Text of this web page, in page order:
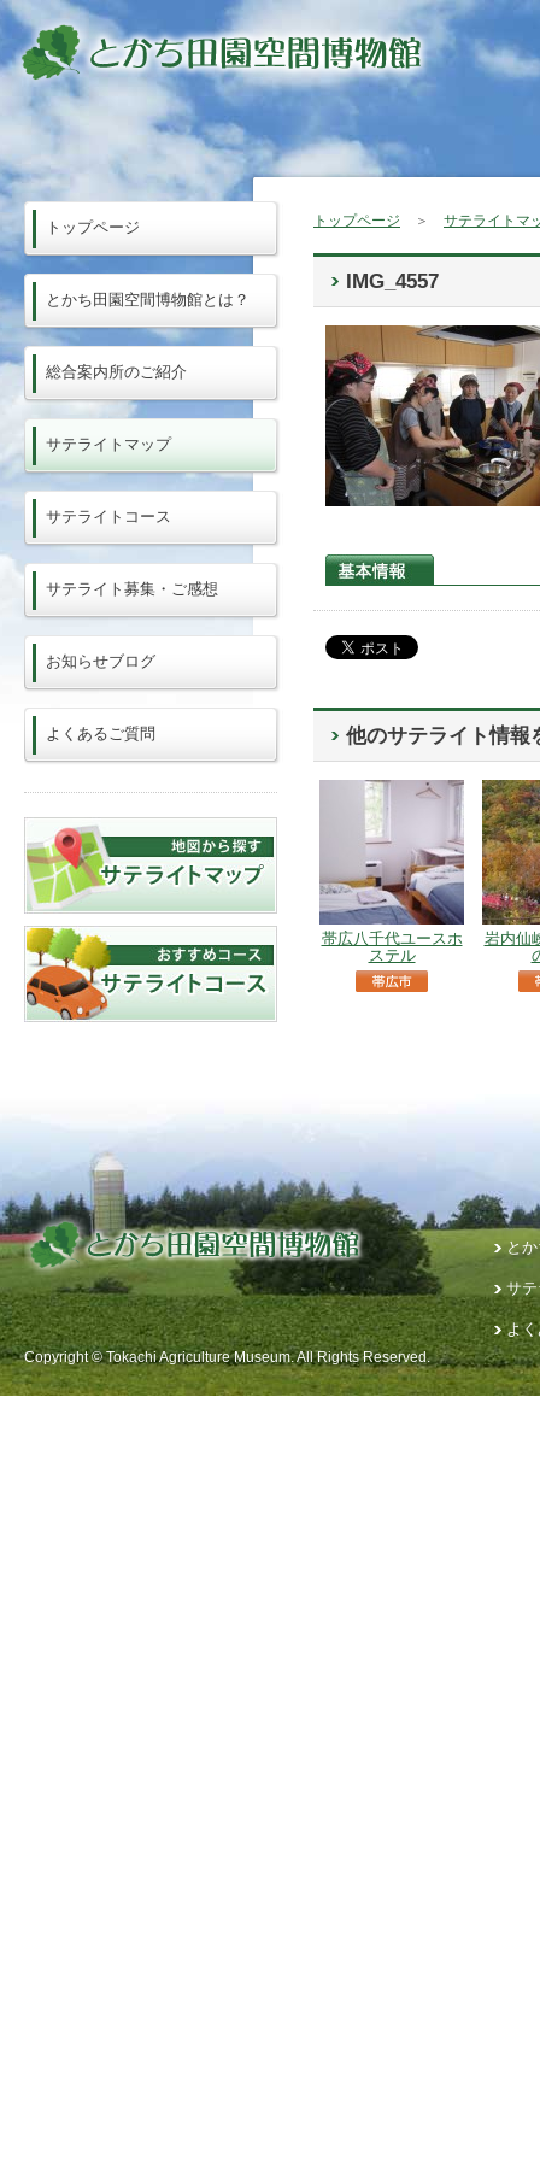
トップページ ＞ サテライトマ
IMG_4557
他のサテライト情報
帯広八千代ユースホ
ステル
岩内仙
トップページ
とかち田園空間博物館とは？
総合案内所のご紹介
サテライトマップ
サテライトコース
サテライト募集・ご感想
お知らせブログ
よくあるご質問
と
サ
よ
Copyright © Tokachi Agriculture Museum. All Rights Reserved.